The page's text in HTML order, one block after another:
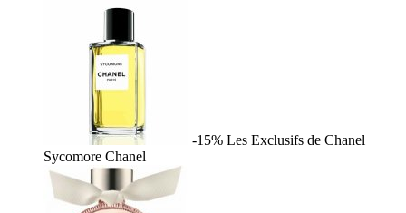
-15% Les Exclusifs de Chanel
Sycomore Chanel